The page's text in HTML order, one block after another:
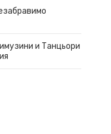
и Танцьори